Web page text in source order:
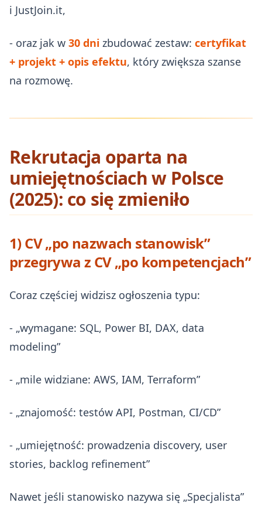
i JustJoin.it,
- oraz jak w 30 dni zbudować zestaw: certyfikat
+ projekt + opis efektu, który zwiększa szanse
na rozmowę.
Rekrutacja oparta na
umiejętnościach w Polsce
(2025): co się zmieniło
1) CV „po nazwach stanowisk”
przegrywa z CV „po kompetencjach”
Coraz częściej widzisz ogłoszenia typu:
- „wymagane: SQL, Power BI, DAX, data
modeling”
- „mile widziane: AWS, IAM, Terraform”
- „znajomość: testów API, Postman, CI/CD”
- „umiejętność: prowadzenia discovery, user
stories, backlog refinement”
Nawet jeśli stanowisko nazywa się „Specjalista”